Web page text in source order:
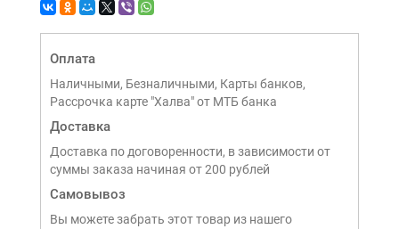
Оплата
Наличными, Безналичными, Карты банков,
Рассрочка карте "Халва" от МТБ банка
Доставка
Доставка по договоренности, в зависимости от
суммы заказа начиная от 200 рублей
Самовывоз
Вы можете забрать этот товар из нашего